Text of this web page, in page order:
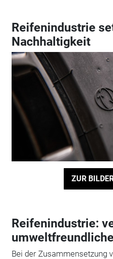
Reifenindustrie
Nachhaltigkeit
ZUR
Reifenindustrie:
Bei der Zusammensetzung